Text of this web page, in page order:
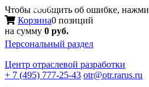
Чтобы сообщить об ошибке,
Корзина0 позиций
на сумму 0 руб.
Персональный раздел
Центр отраслевой разработки
+ 7 (495) 777-25-43 otr@otr.rarus.ru
Меню